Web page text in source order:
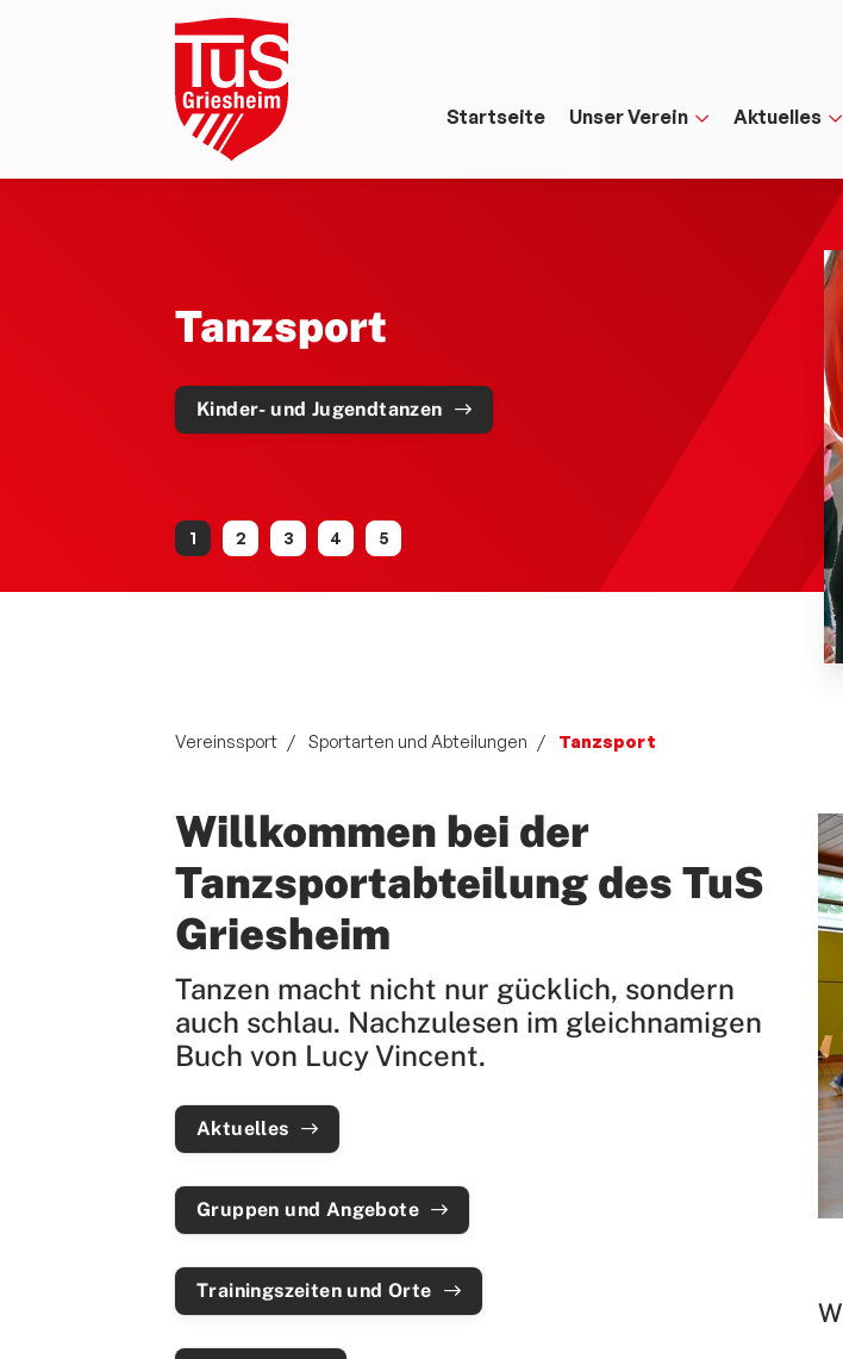
Startseite Unser Verein Aktuelles
Tanzsport
Kinder- und Jugendtanzen
Vereinssport Sportarten und Abteilungen Tanzsport
Willkommen bei der
Tanzsportabteilung des TuS
Griesheim
Tanzen macht nicht nur gücklich, sondern
auch schlau. Nachzulesen im gleichnamigen
Buch von Lucy Vincent.
Aktuelles
Gruppen und Angebote
Trainingszeiten und Orte
Quicklinks
Sportangebote finden
Unser Sportangebot
Sportsuche
Deutsches Sportabzeichen
Mitglieder-Service
Fragen & Antworten